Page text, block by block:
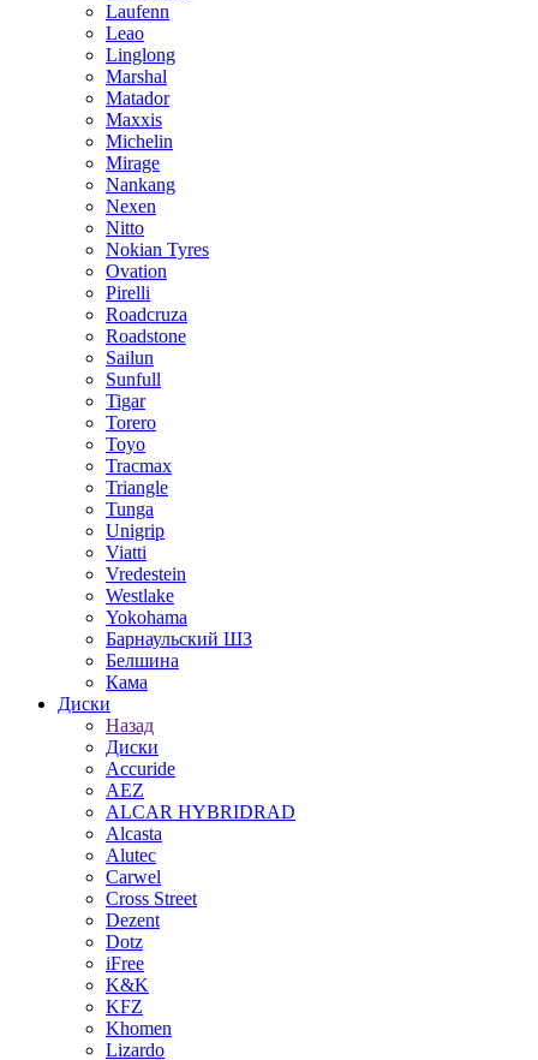
Laufenn
Leao
Linglong
Marshal
Matador
Maxxis
Michelin
Mirage
Nankang
Nexen
Nitto
Nokian Tyres
Ovation
Pirelli
Roadcruza
Roadstone
Sailun
Sunfull
Tigar
Torero
Toyo
Tracmax
Triangle
Tunga
Unigrip
Viatti
Vredestein
Westlake
Yokohama
Барнаульский ШЗ
Белшина
Кама
Диски
Назад
Диски
Accuride
AEZ
ALCAR HYBRIDRAD
Alcasta
Alutec
Carwel
Cross Street
Dezent
Dotz
iFree
K&K
KFZ
Khomen
Lizardo